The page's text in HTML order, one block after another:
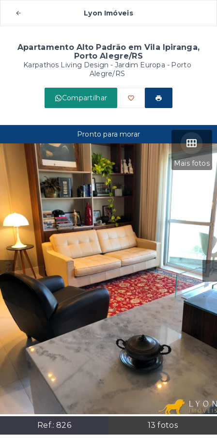
Lyon Imóveis
Apartamento Alto Padrão em Vila Ipiranga,
Porto Alegre/RS
Karpathos Living Design - Jardim Europa - Porto
Alegre/RS
Compartilhar
Mais fotos
Ref.:826 13 fotos
Pronto para morar